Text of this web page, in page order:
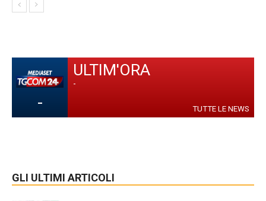
-
ULTIM'ORA
-
TUTTE LE NEWS
GLI ULTIMI ARTICOLI